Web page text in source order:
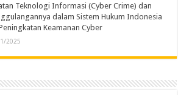
Teknologi Informasi (Cyber Crime) dan
dalam Sistem Hukum Indonesia
Keamanan Cyber
2025